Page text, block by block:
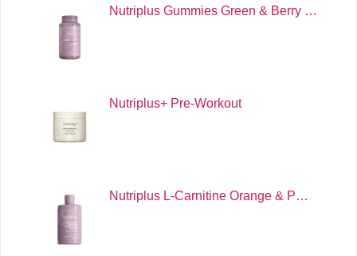
Nutriplus Gummies Green & Berry …
Nutriplus+ Pre-Workout
Nutriplus L-Carnitine Orange & P…